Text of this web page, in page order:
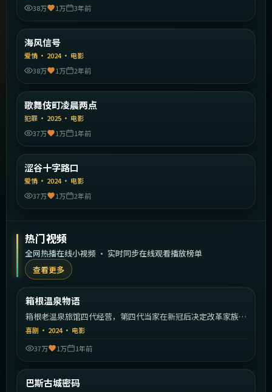
38万
1万 3年前
精选
海风信号
爱情 · 2024· 电影
38万
1万 2年前
精选
歌舞伎町凌晨两点
犯罪 · 2025 · 电影
37万
1万 1年前
精选
涩谷十字路口
爱情 · 2024· 电影
37万
1万 2年前
热门视频
全网热播在线小视频 · 实时同步在线观看播放榜单
查看更多
热门
箱根温泉物语
箱根老温泉旅馆四代经营，第四代当家在新冠后决定改革家族传
统。
喜剧 · 2024· 电影
37万
1万 1年前
热门
巴斯古城密码